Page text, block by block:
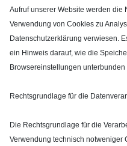
Aufruf unserer Website werden die
Verwendung von Cookies zu
Datenschutzerklärung verwiesen.
ein Hinweis darauf, wie die
Browsereinstellungen
Rechtsgrundlage für die
Die Rechtsgrundlage für die
Verwendung technisch notweniger